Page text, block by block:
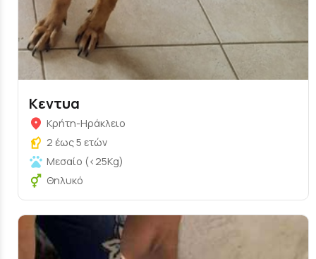
Κεντυα
Κρήτη-Ηράκλειο
2 έως 5 ετών
Μεσαίο (<25Kg)
Θηλυκό